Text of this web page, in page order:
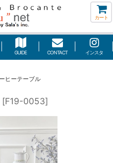
カート
GUIDE CONTACT インスタ
ヒーテーブル
[F19-0053]